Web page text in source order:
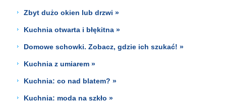
Zbyt dużo okien lub drzwi »
Kuchnia otwarta i błękitna »
Domowe schowki. Zobacz, gdzie ich szukać! »
Kuchnia z umiarem »
Kuchnia: co nad blatem? »
Kuchnia: moda na szkło »